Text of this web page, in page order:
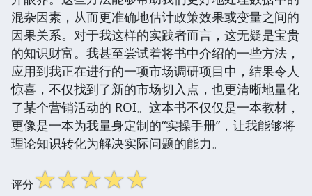
混杂因素，从而更准确地估计政策效果或变量之间的
因果关系。对于我这样的实践者而言，这无疑是宝贵
的知识财富。我甚至尝试着将书中介绍的一些方法，
应用到我正在进行的一项市场调研项目中，结果令人
惊喜，不仅找到了新的市场切入点，也更清晰地量化
了某个营销活动的 ROI。这本书不仅仅是一本教材，
更像是一本为我量身定制的“实操手册”，让我能够将
理论知识转化为解决实际问题的能力。
评分☆☆☆☆☆